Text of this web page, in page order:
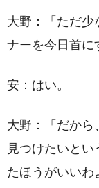
大野：「ただ少
ナーを今日首に
安：はい。
大野：「だから
見つけたいと
たほうがいいわ